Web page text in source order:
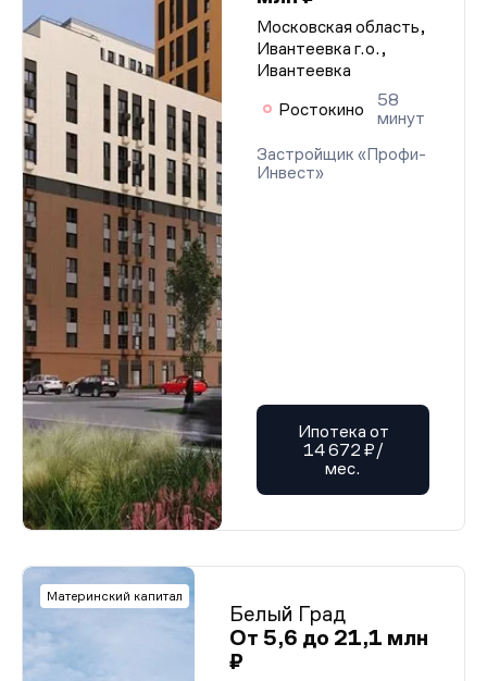
Московская область,
Ивантеевка г.о.,
Ивантеевка
Ростокино
58
минут
Застройщик «Профи-
Инвест»
Ипотека от
14 672 ₽/
мес.
Материнский капитал
Белый Град
От 5,6 до 21,1 млн
₽